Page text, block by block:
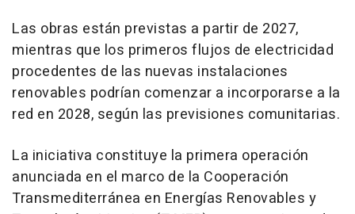
Las obras están previstas a partir de 2027,
mientras que los primeros flujos de electricidad
procedentes de las nuevas instalaciones
renovables podrían comenzar a incorporarse a la
red en 2028, según las previsiones comunitarias.
La iniciativa constituye la primera operación
anunciada en el marco de la Cooperación
Transmediterránea en Energías Renovables y